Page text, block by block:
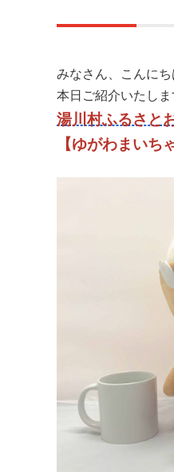
みなさん、こんにち
本日ご紹介いたしま
湯川村ふるさと
【ゆがわまいち